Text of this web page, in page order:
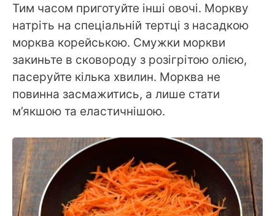
Тим часом приготуйте інші овочі. Моркву
натріть на спеціальній тертці з насадкою
морква корейською. Смужки моркви
закиньте в сковороду з розігрітою олією,
пасеруйте кілька хвилин. Морква не
повинна засмажитись, а лише стати
м’якшою та еластичнішою.